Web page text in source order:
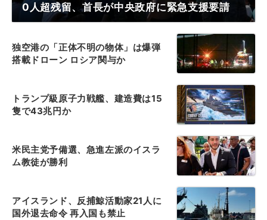
0人超残留、首長が中央政府に緊急支援要請
独空港の「正体不明の物体」は爆弾
搭載ドローン ロシア関与か
トランプ級原子力戦艦、建造費は15
隻で43兆円か
米民主党予備選、急進左派のイスラ
ム教徒が勝利
アイスランド、反捕鯨活動家21人に
国外退去命令 再入国も禁止